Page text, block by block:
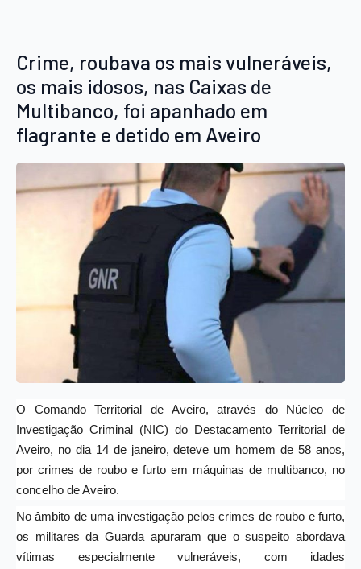
Crime, roubava os mais vulneráveis,
os mais idosos, nas Caixas de
Multibanco, foi apanhado em
flagrante e detido em Aveiro
O Comando Territorial de Aveiro, através do Núcleo de
Investigação Criminal (NIC) do Destacamento Territorial de
Aveiro, no dia 14 de janeiro, deteve um homem de 58 anos,
por crimes de roubo e furto em máquinas de multibanco, no
concelho de Aveiro.
No âmbito de uma investigação pelos crimes de roubo e furto,
os militares da Guarda apuraram que o suspeito abordava
vítimas especialmente vulneráveis, com idades